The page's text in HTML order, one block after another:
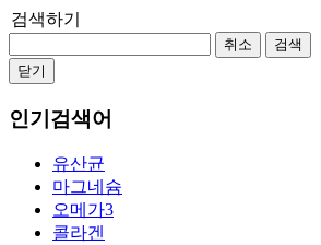
검색하기
취소
검색
닫기
인기검색어
유산균
마그네슘
오메가3
콜라겐